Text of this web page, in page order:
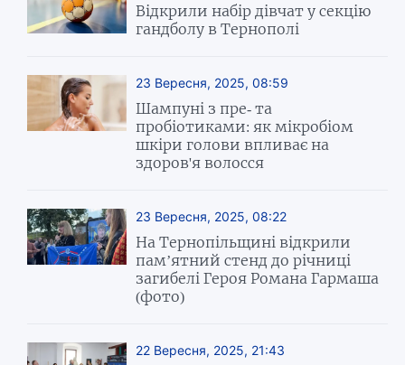
Відкрили набір дівчат у секцію
гандболу в Тернополі
23 Вересня, 2025, 08:59
Шампуні з пре- та
пробіотиками: як мікробіом
шкіри голови впливає на
здоров'я волосся
23 Вересня, 2025, 08:22
На Тернопільщині відкрили
пам’ятний стенд до річниці
загибелі Героя Романа Гармаша
(фото)
22 Вересня, 2025, 21:43